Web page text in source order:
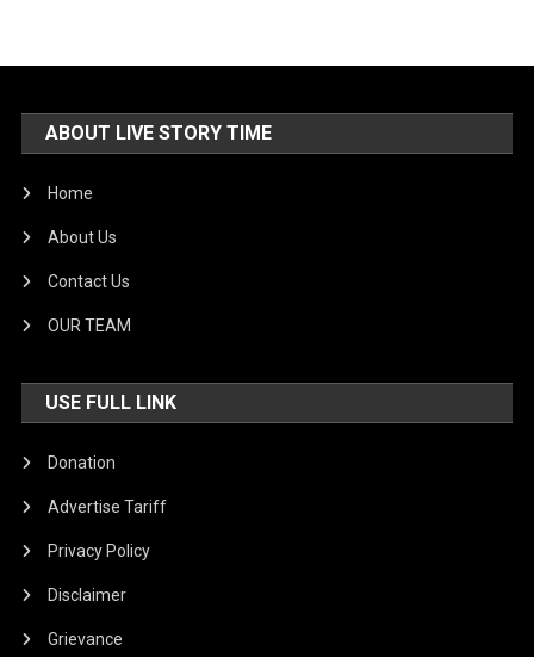
ABOUT LIVE STORY TIME
Home
About Us
Contact Us
OUR TEAM
USE FULL LINK
Donation
Advertise Tariff
Privacy Policy
Disclaimer
Grievance